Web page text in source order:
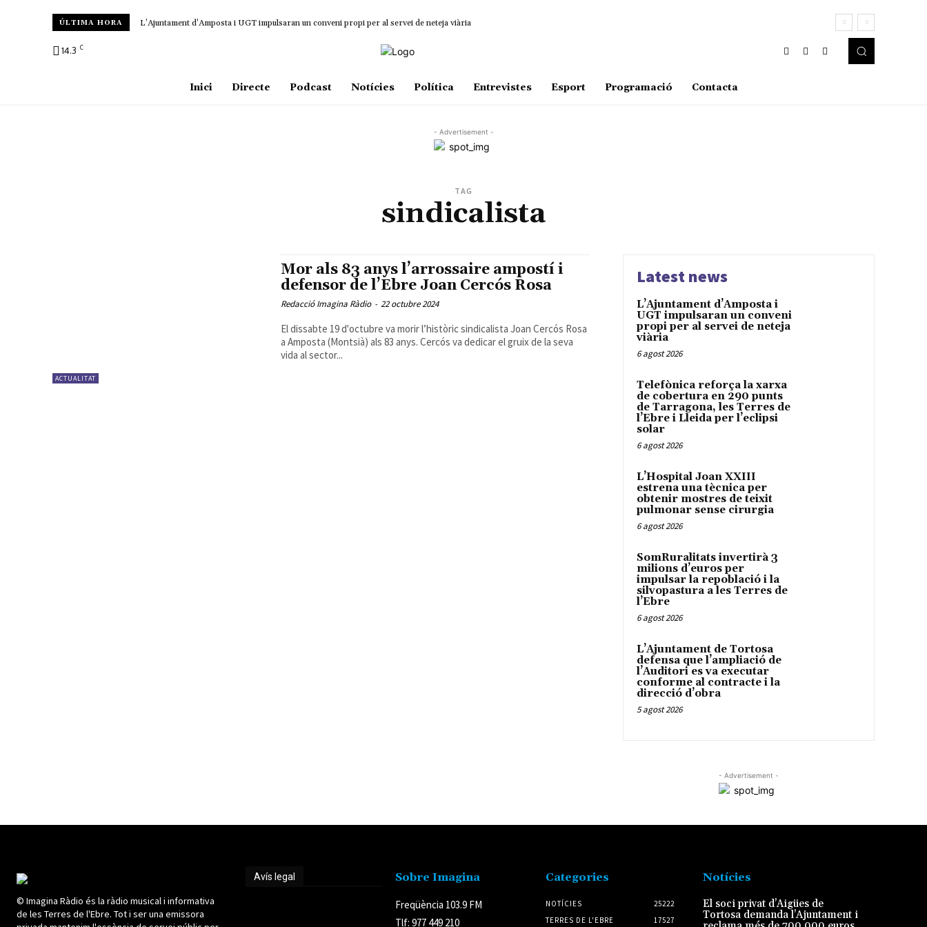
ÚLTIMA HORA L’Ajuntament d’Amposta i UGT impulsaran un conveni propi per al servei de neteja viària
14.3 C
Inici Directe Podcast Notícies Política Entrevistes Esport Programació Contacta
- Advertisement -
TAG
sindicalista
ACTUALITAT
Mor als 83 anys l’arrossaire ampostí i
defensor de l’Ebre Joan Cercós Rosa
Redacció Imagina Ràdio - 22 octubre 2024
El dissabte 19 d'octubre va morir l’històric sindicalista Joan Cercós Rosa
a Amposta (Montsià) als 83 anys. Cercós va dedicar el gruix de la seva
vida al sector...
Latest news
L’Ajuntament d’Amposta i
UGT impulsaran un conveni
propi per al servei de neteja
viària
6 agost 2026
Telefònica reforça la xarxa
de cobertura en 290 punts
de Tarragona, les Terres de
l’Ebre i Lleida per l’eclipsi
solar
6 agost 2026
L’Hospital Joan XXIII
estrena una tècnica per
obtenir mostres de teixit
pulmonar sense cirurgia
6 agost 2026
SomRuralitats invertirà 3
milions d’euros per
impulsar la repoblació i la
silvopastura a les Terres de
l’Ebre
6 agost 2026
L’Ajuntament de Tortosa
defensa que l’ampliació de
l’Auditori es va executar
conforme al contracte i la
direcció d’obra
5 agost 2026
- Advertisement -
© Imagina Ràdio és la ràdio musical i informativa
de les Terres de l'Ebre. Tot i ser una emissora
Avís legal Sobre Imagina
Freqüència 103.9 FM
Tlf: 977 449 210
Categories
NOTÍCIES
25222
TERRES DE L'EBRE
17527
Notícies
El soci privat d’Aigües de
Tortosa demanda l’Ajuntament i